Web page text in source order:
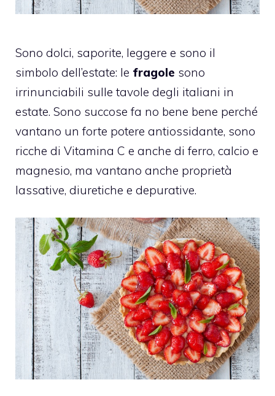
Sono dolci, saporite, leggere e sono il
simbolo dell’estate: le fragole sono
irrinunciabili sulle tavole degli italiani in
estate. Sono succose fa no bene bene perché
vantano un forte potere antiossidante, sono
ricche di Vitamina C e anche di ferro, calcio e
magnesio, ma vantano anche proprietà
lassative, diuretiche e depurative.